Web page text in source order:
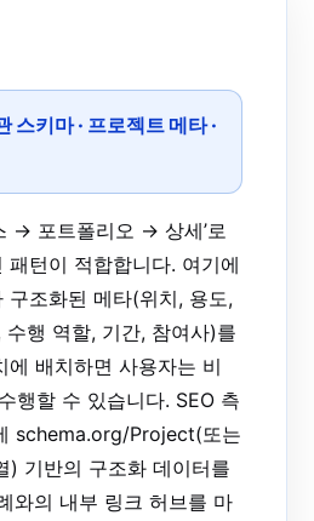
스키마· 프로젝트 메타·
→ 포트폴리오 → 상세’로
패턴이 적합합니다. 여기에
구조화된 메타(위치, 용도,
행 역할, 기간, 참여사)를
에 배치하면 사용자는 비
행할 수 있습니다. SEO 측
schema.org/Project(또는
) 기반의 구조화 데이터를
와의 내부 링크 허브 를 마